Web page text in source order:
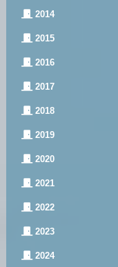
2014
2015
2016
2017
2018
2019
2020
2021
2022
2023
2024